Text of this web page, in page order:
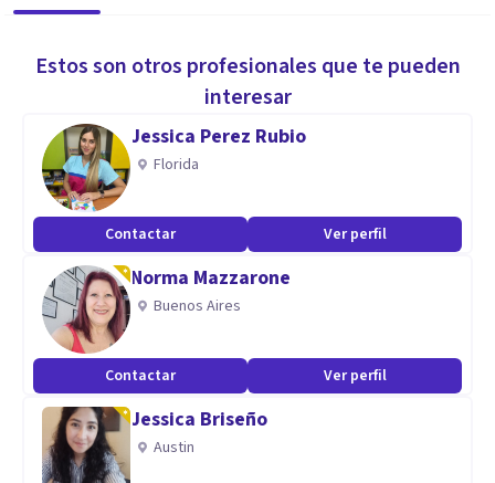
Estos son otros profesionales que te pueden
interesar
Jessica Perez Rubio
Florida
Contactar Ver perfil
Norma Mazzarone
Buenos Aires
Contactar Ver perfil
Jessica Briseño
Austin